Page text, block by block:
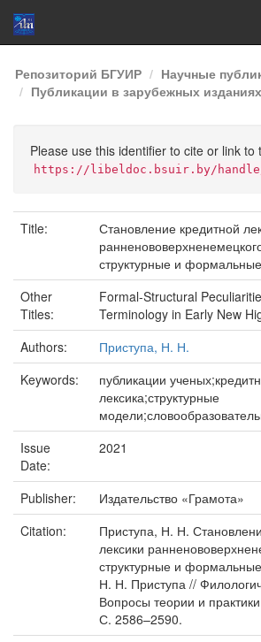
Skip
navigation
Репозиторий БГУИР
Научные
Публикации в зарубежных изданиях
Please use this identifier to cite or link to
https://libeldoc.bsuir.by/handle/
Title:
Становление кредитной
структурные и
Other
Titles:
Formal-Structural
Terminology in Early New
Authors:
Приступа, Н. Н.
Keywords:
публикации
лексика;структурные
Issue
Date:
2021
Publisher:
Издательство «Грамота»
Citation:
Приступа, Н. Н.
лексики
структурные и
Н. Н. Приступа //
Вопросы теории и
С. 2586–2590.